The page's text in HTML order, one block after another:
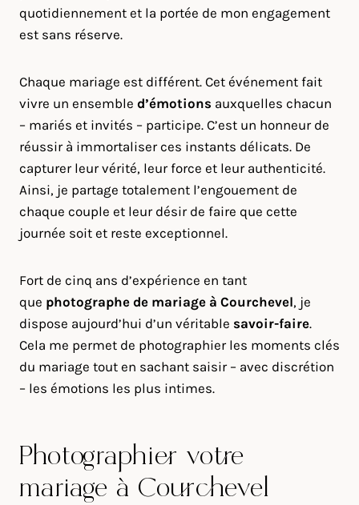
quotidiennement et la portée de mon engagement
est sans réserve.
Chaque mariage est différent. Cet événement fait
vivre un ensemble d’émotions auxquelles chacun
– mariés et invités – participe. C’est un honneur de
réussir à immortaliser ces instants délicats. De
capturer leur vérité, leur force et leur authenticité.
Ainsi, je partage totalement l’engouement de
chaque couple et leur désir de faire que cette
journée soit et reste exceptionnel.
Fort de cinq ans d’expérience en tant
que photographe de mariage à Courchevel, je
dispose aujourd’hui d’un véritable savoir-faire.
Cela me permet de photographier les moments clés
du mariage tout en sachant saisir – avec discrétion
– les émotions les plus intimes.
Photographier votre
mariage à Courchevel